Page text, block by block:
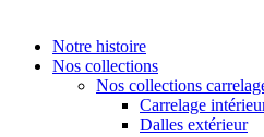
Notre histoire
Nos collections
Nos collections
Carrelage
Dalles extérieur